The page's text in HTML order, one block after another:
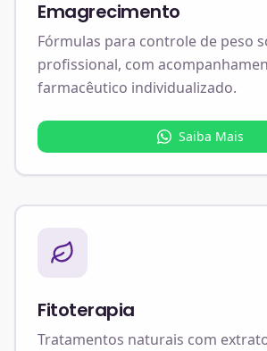
Emagrecimento
Fórmulas para controle de peso
profissional, com
farmacêutico individualizado.
Saiba Mais
Fitoterapia
Tratamentos naturais com